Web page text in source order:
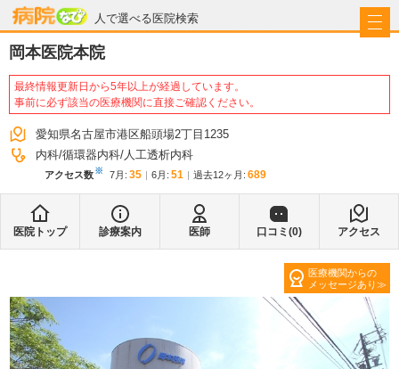
人で選べる医院検索
病院なび
岡本医院本院
最終情報更新日から5年以上が経過しています。
事前に必ず該当の医療機関に直接ご確認ください。
愛知県名古屋市港区船頭場2丁目1235
内科 循環器内科 人工透析内科
アクセス数※ 7月 : 35 6月 : 51 過去12ヶ月: 689
医院トップ 診療案内 医師 口コミ(0) アクセス
医療機関からの
メッセージあり